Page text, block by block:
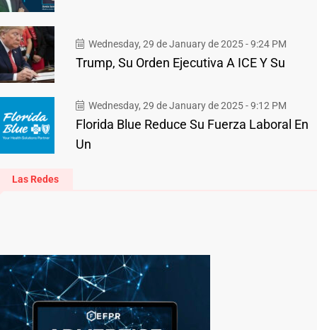
Wednesday, 29 de January de 2025 - 9:24 PM
Trump, Su Orden Ejecutiva A ICE Y Su
Wednesday, 29 de January de 2025 - 9:12 PM
Florida Blue Reduce Su Fuerza Laboral En
Un
Las Redes